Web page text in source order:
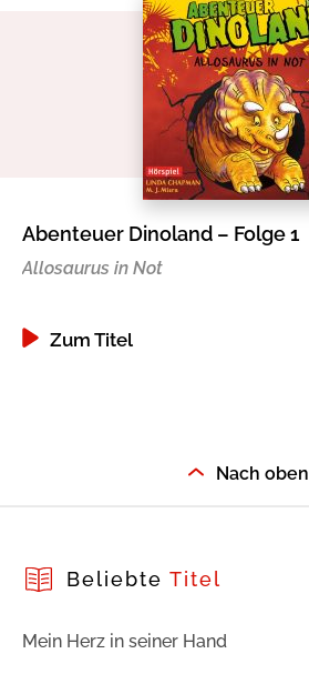
Abenteuer Dinoland – Folge 1
Allosaurus in Not
Zum Titel
Nach oben
Beliebte Titel
Mein Herz in seiner Hand